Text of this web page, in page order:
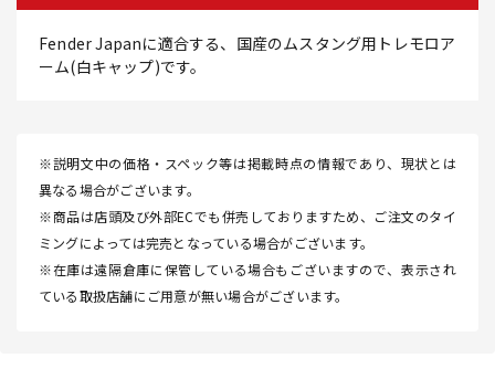
Fender Japanに適合する、国産のムスタング用トレモロア
ーム(白キャップ)です。
※説明文中の価格・スペック等は掲載時点の情報であり、現状とは
異なる場合がございます。
※商品は店頭及び外部ECでも併売しておりますため、ご注文のタイ
ミングによっては完売となっている場合がございます。
※在庫は遠隔倉庫に保管している場合もございますので、表示され
ている取扱店舗にご用意が無い場合がございます。